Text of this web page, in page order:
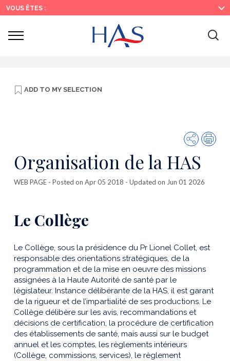
Search
Main
Menu
Main
Content
VOUS ÊTES :
Ouvrir
ADD TO MY SELECTION
Share
Organisation de la HAS
WEB PAGE - Posted on Apr 05 2018 - Updated on Jun 01 2026
Le Collège
Le Collège, sous la présidence du Pr Lionel Collet, est
responsable des orientations stratégiques, de la
programmation et de la mise en oeuvre des missions
assignées à la Haute Autorité de santé par le
législateur. Instance délibérante de la HAS, il est garant
de la rigueur et de l’impartialité de ses productions. Le
Collège délibère sur les avis, recommandations et
décisions de certification, la procédure de certification
des établissements de santé, mais aussi sur le budget
annuel et les comptes, les règlements intérieurs
(Collège, commissions, services), le règlement